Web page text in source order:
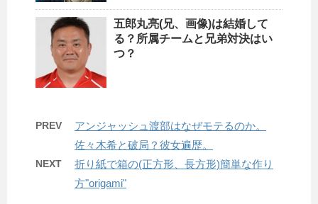
五郎丸亮(兄、画像)は結婚して
る？所属チームと兄弟対決はい
つ？
PREV
アンジャッシュ渡部はなぜモテるのか。
佐々木希と破局？彼女遍歴。
NEXT
折り紙で箱の(正方形、長方形)簡単な作り
方"origami"